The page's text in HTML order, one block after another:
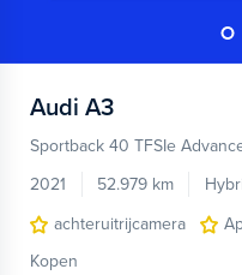
Audi A3
Sportback 40 TFSIe
2021
52.979 km
achteruitrijcamera
Kopen